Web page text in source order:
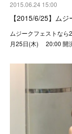
2015.06.24 15:00
【2015/6/25】ム
ムジークフェストな
月25日(木) 20:00 開